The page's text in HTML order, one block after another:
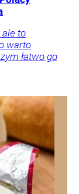
ale to
warto
łatwo go